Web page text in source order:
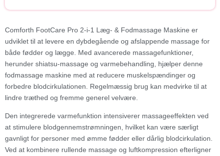
Comforth FootCare Pro 2-i-1 Læg- & Fodmassage Maskine er
udviklet til at levere en dybdegående og afslappende massage for
både fødder og lægge. Med avancerede massagefunktioner,
herunder shiatsu-massage og varmebehandling, hjælper denne
fodmassage maskine med at reducere muskelspændinger og
forbedre blodcirkulationen. Regelmæssig brug kan medvirke til at
lindre træthed og fremme generel velvære.
Den integrerede varmefunktion intensiverer massageeffekten ved
at stimulere blodgennemstrømningen, hvilket kan være særligt
gavnligt for personer med ømme fødder eller dårlig blodcirkulation.
Ved at kombinere rullende massage og luftkompression efterligner